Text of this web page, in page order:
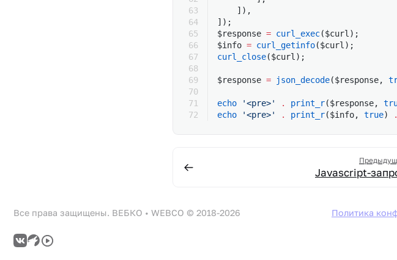
    ]),
]);
$response = curl_exec($curl);
$info = curl_getinfo($curl);
curl_close($curl);
$response = json_decode($response,
echo '<pre>' . print_r($response,
echo '<pre>' . print_r($info, true) .
Javascript-
Все права защищены. ВЕБКО • WEBCO © 2018-2026 Политика